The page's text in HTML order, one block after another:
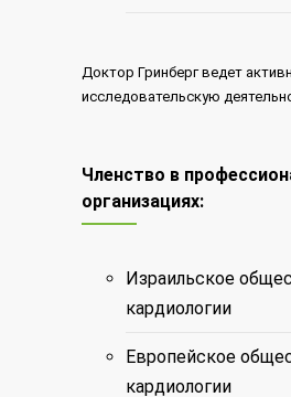
Доктор Гринберг ведет
исследовательскую
Членство в
организациях:
Израильское
кардиологии
Европейское
кардиологии